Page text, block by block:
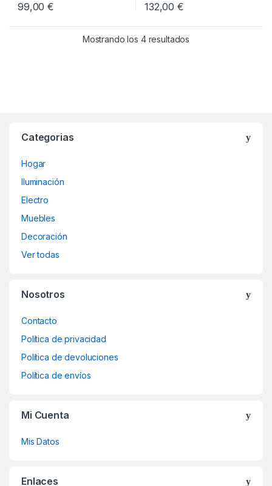
99,00€ 132,00€
Mostrando los 4 resultados
Categorias
Hogar
Iluminación
Electro
Muebles
Decoración
Ver todas
Nosotros
Contacto
Política de privacidad
Política de devoluciones
Política de envíos
Mi Cuenta
Mis Datos
Enlaces